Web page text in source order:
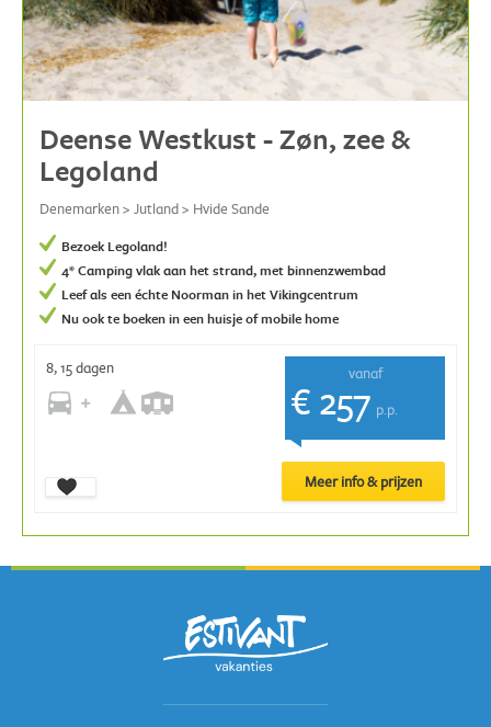
Deense Westkust - Zøn, zee &
Legoland
Denemarken > Jutland > Hvide Sande
Bezoek Legoland!
4* Camping vlak aan het strand, met binnenzwembad
Leef als een échte Noorman in het Vikingcentrum
Nu ook te boeken in een huisje of mobile home
vanaf
€ 257 p.p.
8, 15 dagen
Meer info & prijzen